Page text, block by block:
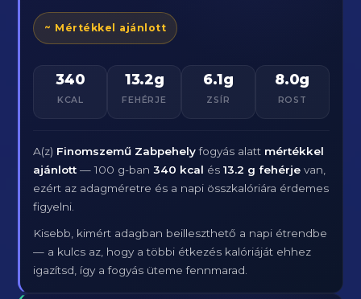
~ Mértékkel ajánlott
340
KCAL
13.2g
FEHÉRJE
6.1g
ZSÍR
8.0g
ROST
A(z) Finomszemű Zabpehelyfogyás alatt mértékkel
ajánlott — 100 g-ban340 kcal és13.2 g fehérje van,
ezért az adagméretre és a napi összkalóriára érdemes
figyelni.
Kisebb, kimért adagban beilleszthető a napi étrendbe
— a kulcs az, hogy a többi étkezés kalóriáját ehhez
igazítsd, így a fogyás üteme fennmarad.